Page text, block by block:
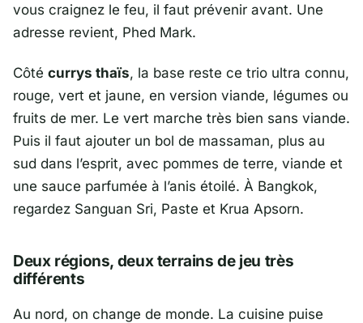
vous craignez le feu, il faut prévenir avant. Une
adresse revient, Phed Mark.
Côté currys thaïs, la base reste ce trio ultra connu,
rouge, vert et jaune, en version viande, légumes ou
fruits de mer. Le vert marche très bien sans viande.
Puis il faut ajouter un bol de massaman, plus au
sud dans l’esprit, avec pommes de terre, viande et
une sauce parfumée à l’anis étoilé. À Bangkok,
regardez Sanguan Sri, Paste et Krua Apsorn.
Deux régions, deux terrains de jeu très
différents
Au nord, on change de monde. La cuisine puise